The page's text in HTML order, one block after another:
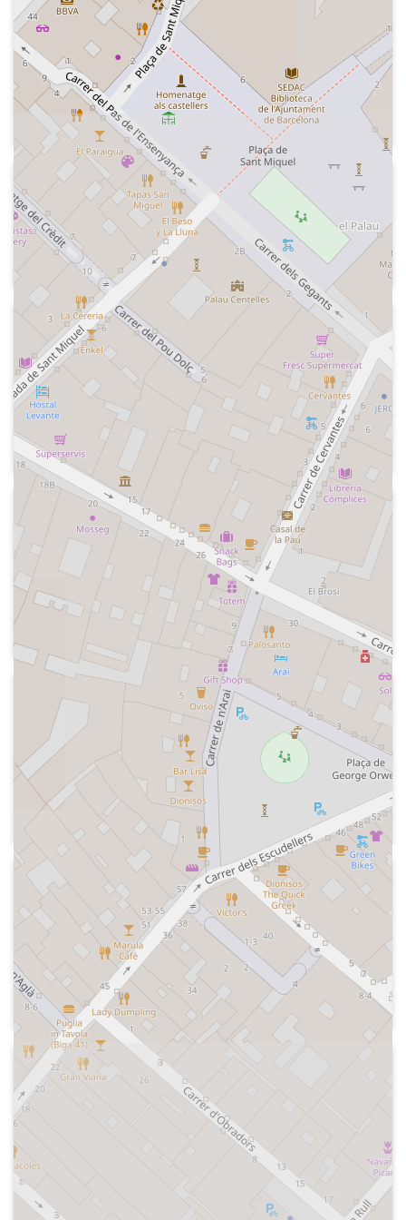
Cadena COPE - Tiempo de juego
Secció "Golpe de gracia" del grupo Risa,
prèvia a l'inici del programa "Tiempo de
juego".
Recuperació de l'entrevista a Francisco
Javier Guillén, director general de La
Vuelta Ciclista a España, emesa en una
edició de nit, Indicatiu del programa,
promició de l'apliació COPE.es,
publicitat, promició d'"Herrera en
COPE", indicatiu
2002-08
Cadena COPE - El tirachinas
Secció "El radiador" del Grupo Risa
dedicada al "Disco avería 2002"
2004-03-25
Cadena COPE - El tirachinas
Especial fet des del Palacio de los
Deportes de Santander per celebrar
quatre anys de la secció "El radiador"
feta pel Grupo Risa.
Cançó inicial, presentació dels
integrants de El Grupor Risa, record
d'una de les bromes, tema musical,
record a una broma telefònica sobre
Jesús Gil, publicitat, intervenció de José
Migueles, cançó
2015-11-06
Cadena COPE - Herrera en COPE
Espai fet pel Grupo Risa amb "El
espejo" on la imitació de Carlos Herrera
dialoga amb ell i presenta el disc del
locutor, es parla del Betis, de Teresa
Viejo i d'altres temes que s'han tractat
a "Herrera en COPE"
2015-10-10
Cadena COPE - Tiempo de juego
Secció "Golpe de gracia" del grupo Risa,
prèvia a l'inici del programa "Tiempo de
juego".
Careta del programa, presentació,
equip, programes de la COPE en els
quals col·labora "El grupo risa". Imitació
de Carlos Herrera, espai "El espejo"
d'Herra en COPE dedicat a un anunci de
Securitas Direct, temes musicals,
imitació del cantant Julio Iglesias
2015-07
Cadena COPE - Tiempo de juego
Secció "Golpe de gracia" del grupo Risa,
prèvia a l'inici del programa "Tiempo de
juego".
Recull i comentaris humorístics de
moments tensos del periodista José
Ramón de la Morena. Diversos
comentaris adreçats al seu productor,
el periosita Carlos Bustillo. Imitació del
presentador Jorge Javier Vázquez.
Conversa tensa entre de la Morena i el
president de l'Atlético de Madrid Jesús
l'entrenador del Sevilla Unai Emery
2025-07-06
Cadena COPE - La noche con el grupo
Indicatiu del programa, el peiodista
especialitzat en motor Carlos Miquel
explica un parell d'acudits. Careta del
programa (veu Pepe Domingo